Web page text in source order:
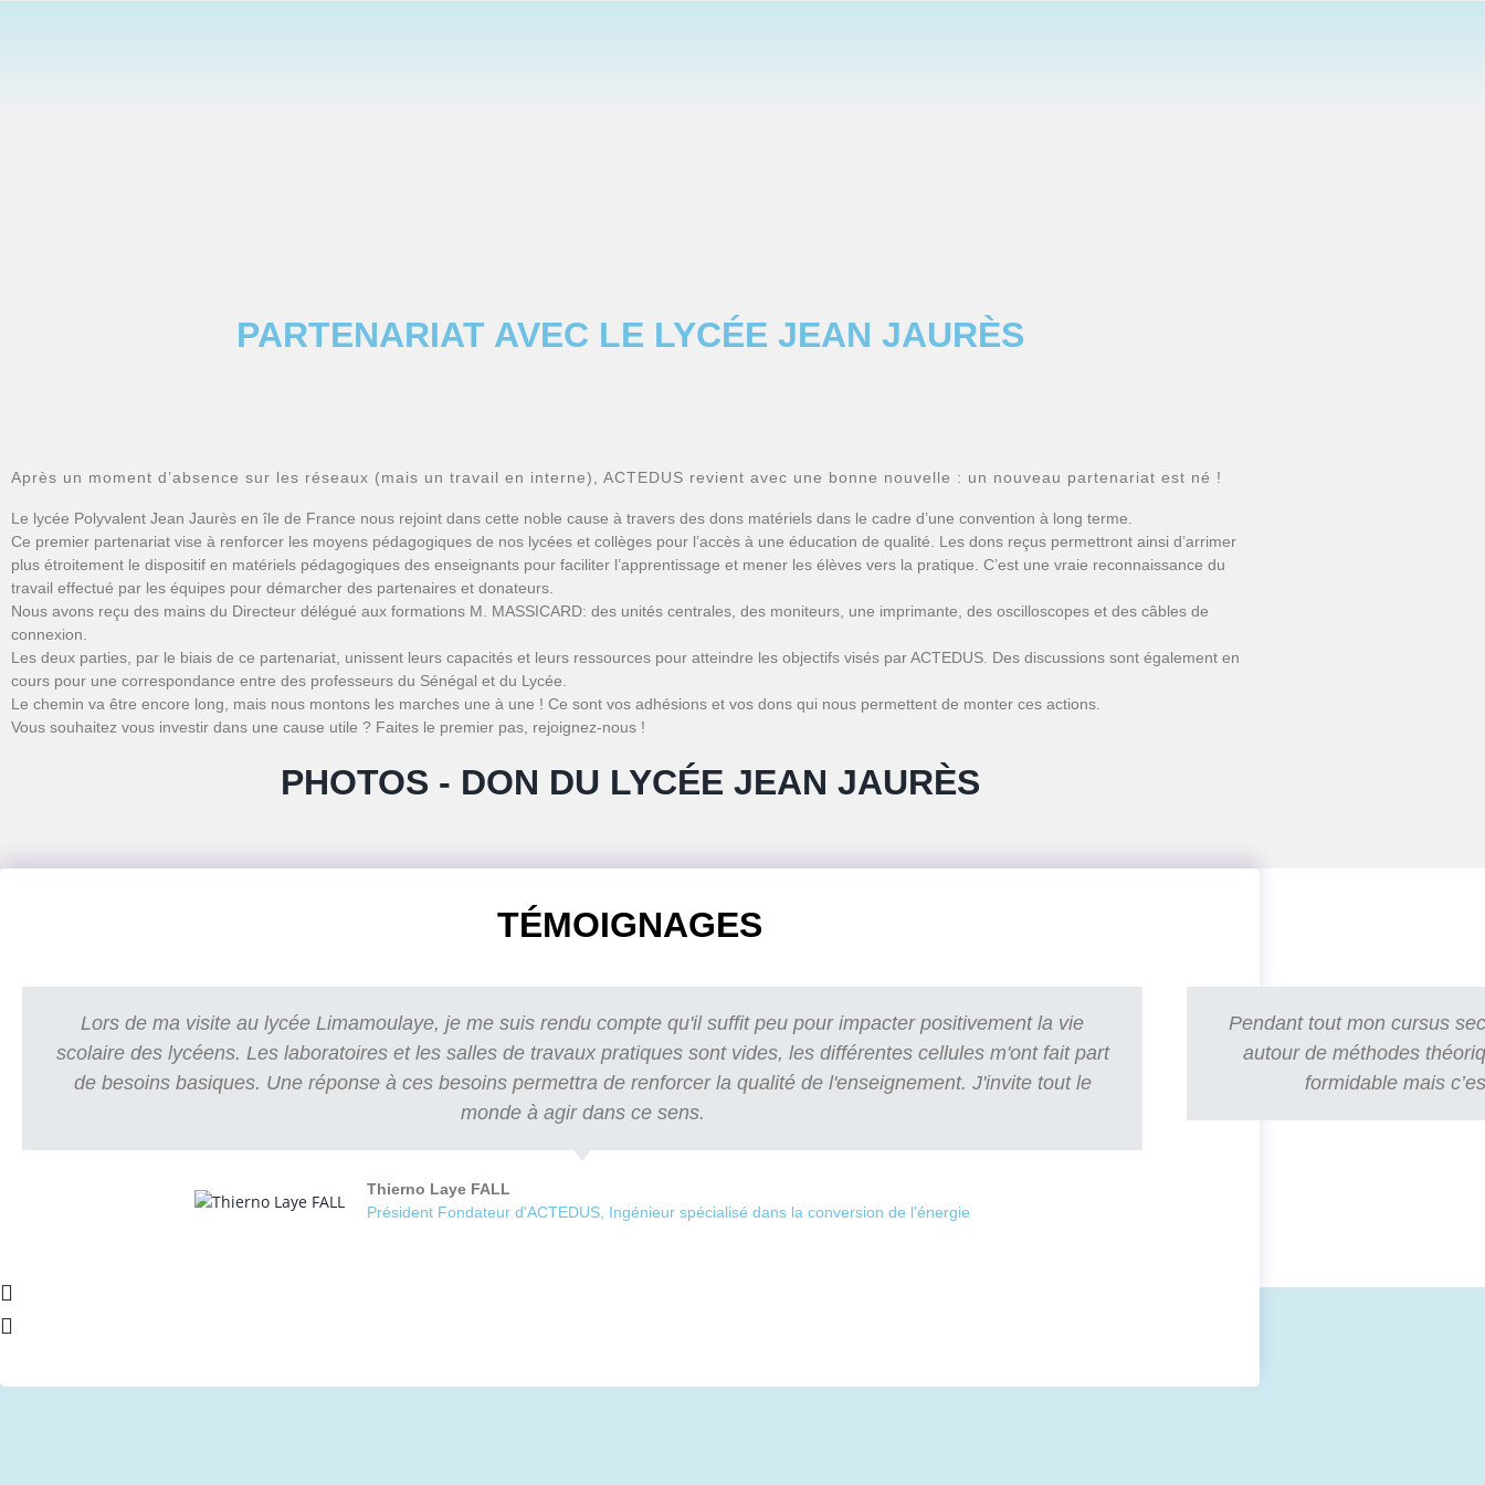
PARTENARIAT AVEC LE LYCÉE JEAN JAURÈS
Après un moment d’absence sur les réseaux (mais un travail en interne), ACTEDUS revient avec une bonne nouvelle : un nouveau partenariat est né !
Le lycée Polyvalent Jean Jaurès en île de France nous rejoint dans cette noble cause à travers des dons matériels dans le cadre d’une convention à long terme.
Ce premier partenariat vise à renforcer les moyens pédagogiques de nos lycées et collèges pour l’accès à une éducation de qualité. Les dons reçus permettront ainsi d’arrimer
plus étroitement le dispositif en matériels pédagogiques des enseignants pour faciliter l’apprentissage et mener les élèves vers la pratique. C’est une vraie reconnaissance du
travail effectué par les équipes pour démarcher des partenaires et donateurs.
Nous avons reçu des mains du Directeur délégué aux formations M. MASSICARD: des unités centrales, des moniteurs, une imprimante, des oscilloscopes et des câbles de
connexion.
Les deux parties, par le biais de ce partenariat, unissent leurs capacités et leurs ressources pour atteindre les objectifs visés par ACTEDUS. Des discussions sont également en
cours pour une correspondance entre des professeurs du Sénégal et du Lycée.
Le chemin va être encore long, mais nous montons les marches une à une ! Ce sont vos adhésions et vos dons qui nous permettent de monter ces actions.
Vous souhaitez vous investir dans une cause utile ? Faites le premier pas, rejoignez-nous !
PHOTOS - DON DU LYCÉE JEAN JAURÈS
TÉMOIGNAGES
Lors de ma visite au lycée Limamoulaye, je me suis rendu compte qu'il suffit peu pour impacter positivement la vie
scolaire des lycéens. Les laboratoires et les salles de travaux pratiques sont vides, les différentes cellules m'ont fait part
de besoins basiques. Une réponse à ces besoins permettra de renforcer la qualité de l'enseignement. J'invite tout le
monde à agir dans ce sens.
Thierno Laye FALL
Président Fondateur d'ACTEDUS, Ingénieur spécialisé dans la conversion de l'énergie
Pendant tout mon cursus
autour de méthodes
formidable mais